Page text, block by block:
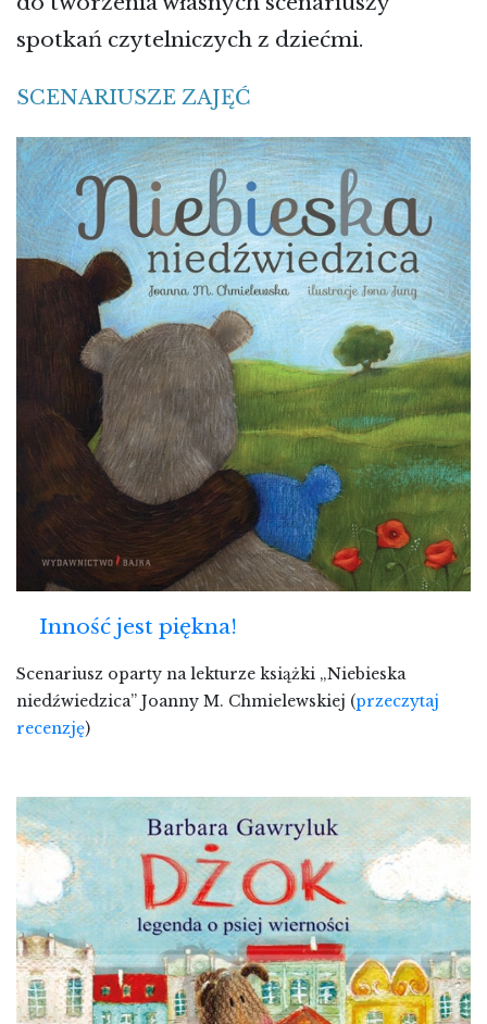
spotkań czytelniczych z dziećmi.
SCENARIUSZE ZAJĘĆ
Inność jest piękna!
Scenariusz oparty na lekturze książki „Niebieska
niedźwiedzica” Joanny M. Chmielewskiej (przeczytaj
recenzję)